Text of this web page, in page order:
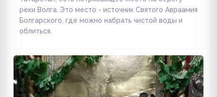
реки Волга. Это место - источник Святого Авраамия
Болгарского, где можно набрать чистой воды и
облиться.